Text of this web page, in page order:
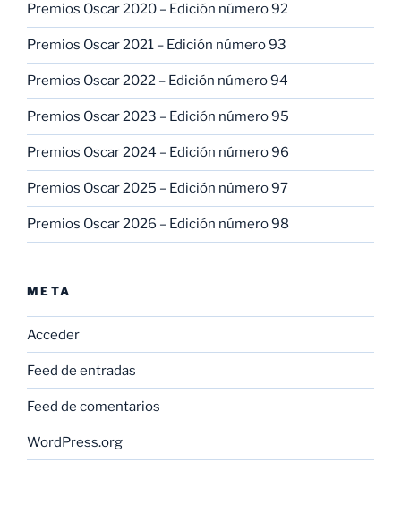
Premios Oscar 2020 – Edición número 92
Premios Oscar 2021 – Edición número 93
Premios Oscar 2022 – Edición número 94
Premios Oscar 2023 – Edición número 95
Premios Oscar 2024 – Edición número 96
Premios Oscar 2025 – Edición número 97
Premios Oscar 2026 – Edición número 98
META
Acceder
Feed de entradas
Feed de comentarios
WordPress.org